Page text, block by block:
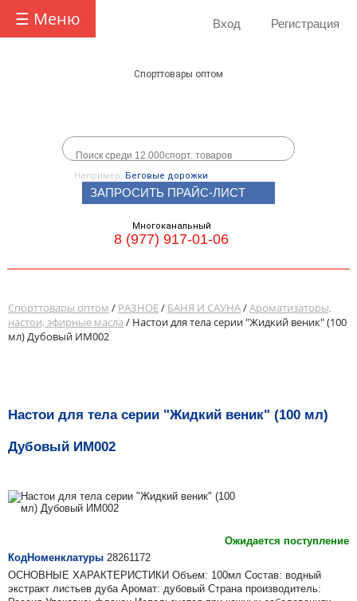
☰ Меню Вход Регистрация
Спорттовары оптом
Например, Беговые дорожки
ЗАПРОСИТЬ ПРАЙС-ЛИСТ
Многоканальный
8 (977) 917-01-06
Спорттовары оптом / РАЗНОЕ/ БАНЯ И САУНА/Ароматизаторы,
настои, эфирные масла / Настои для тела серии "Жидкий веник" (100
мл) Дубовый ИМ002
Настои для тела серии "Жидкий веник" (100 мл)
Дубовый ИМ002
Ожидается поступление
КодНоменклатуры 28261172
ОСНОВНЫЕ ХАРАКТЕРИСТИКИ Объем: 100мл Состав: водный
экстракт листьев дуба Аромат: дубовый Страна производитель: